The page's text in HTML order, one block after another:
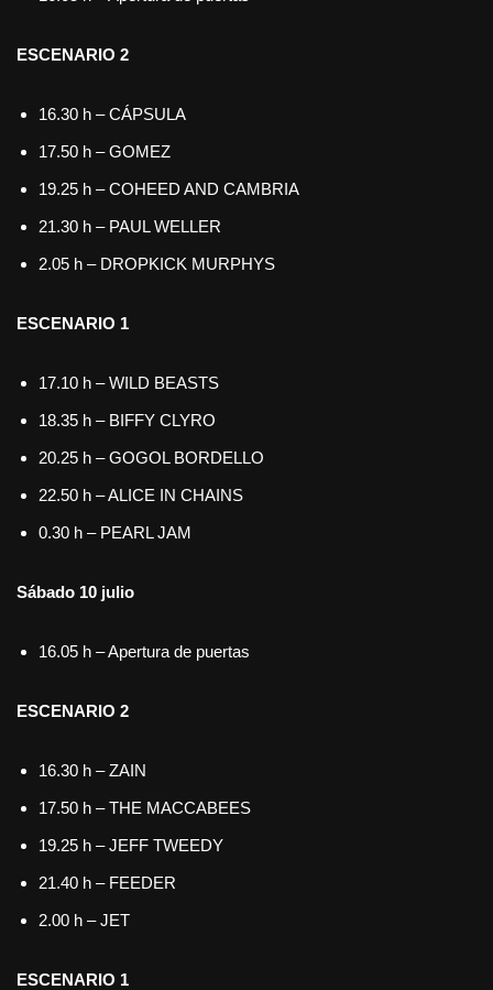
ESCENARIO 2
16.30 h – CÁPSULA
17.50 h – GOMEZ
19.25 h – COHEED AND CAMBRIA
21.30 h – PAUL WELLER
2.05 h – DROPKICK MURPHYS
ESCENARIO 1
17.10 h – WILD BEASTS
18.35 h – BIFFY CLYRO
20.25 h – GOGOL BORDELLO
22.50 h – ALICE IN CHAINS
0.30 h – PEARL JAM
Sábado 10 julio
16.05 h – Apertura de puertas
ESCENARIO 2
16.30 h – ZAIN
17.50 h – THE MACCABEES
19.25 h – JEFF TWEEDY
21.40 h – FEEDER
2.00 h – JET
ESCENARIO 1